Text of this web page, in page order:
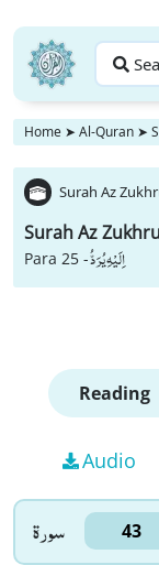
Home ➤ Al-Quran ➤
Surah Az
Surah Az
Para 25 -اِلَیْهِ یُرَدُّ
Reading
Audio
سورۃ 43